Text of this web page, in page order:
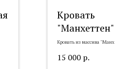
Кровать
"Манхеттен"
Кровать из массива
15 000 р.